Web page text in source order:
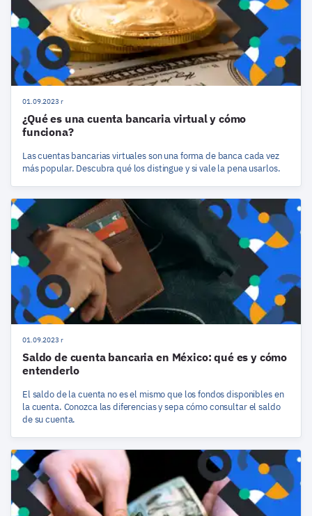
01.09.2023 r
¿Qué es una cuenta bancaria virtual y cómo
funciona?
Las cuentas bancarias virtuales son una forma de banca cada vez
más popular. Descubra qué los distingue y si vale la pena usarlos.
01.09.2023 r
Saldo de cuenta bancaria en México: qué es y cómo
entenderlo
El saldo de la cuenta no es el mismo que los fondos disponibles en
la cuenta. Conozca las diferencias y sepa cómo consultar el saldo
de su cuenta.